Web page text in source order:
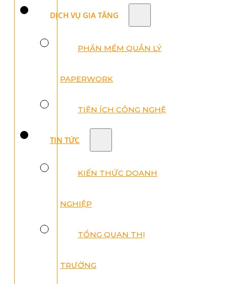
DỊCH VỤ GIA TĂNG
PHẦN MỀM QUẢN LÝ
PAPERWORK
TIỆN ÍCH CÔNG NGHỆ
TIN TỨC
KIẾN THỨC DOANH
NGHIỆP
TỔNG QUAN THỊ
TRƯỜNG